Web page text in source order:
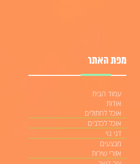
מפת האתר
עמוד הבית
אודות
אוכל לחתולים
אוכל לכלבים
דגי נוי
מבצעים
אזורי שירות